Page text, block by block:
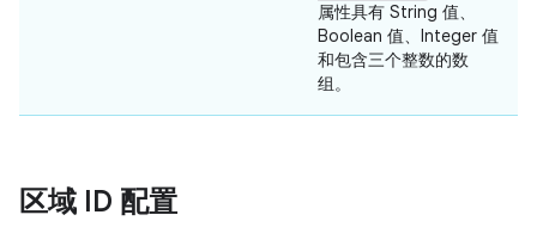
属性具有 String 值、
Boolean 值、Integer 值
和包含三个整数的数
组。
区域 ID 配置